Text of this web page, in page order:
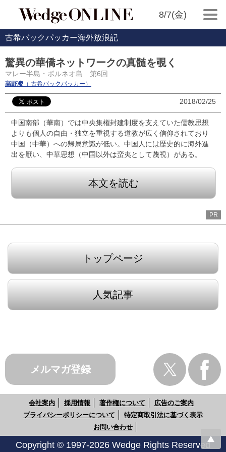
8/7(金)
古希バックパッカー海外放浪記
驚異の華僑ネットワークの真髄を覗く
マレー半島・ボルネオ島 第6回
高野凌 （ 古希バックパッカー）
2018/02/25
中国南部（華南）では中央集権封建制度を支えていた儒教思想
よりも個人の自由・独立を重視する道教が広く信仰されており
中国（中華）への帰属意識が低い。中国人には歴史的に海外進
出を厭い、中華思想（中国以外は蛮夷として蔑視）がある。
本文を読む
PR
トップページ
人気記事
メルマガ登録
会社案内 採用情報 著作権について
広告のご案内
プライバシーポリシーについて
特定商取引法に基づく表示
お問い合わせ
Copyright © 1997-2026 Wedge Rights Reserved